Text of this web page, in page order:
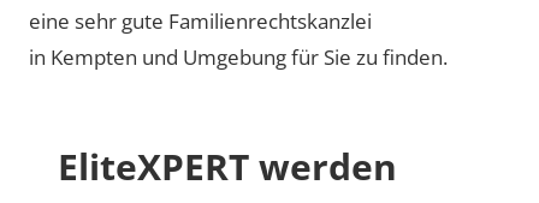
eine sehr gute Familienrechtskanzlei
in Kempten und Umgebung für Sie zu finden.
EliteXPERT werden